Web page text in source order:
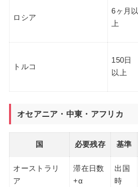
ロシア
6ヶ月以
上
トルコ
150日
以上
オセアニア・中東・アフリカ
国 必要残存 基準
オーストラリ
ア
滞在日数
+α
出国
時